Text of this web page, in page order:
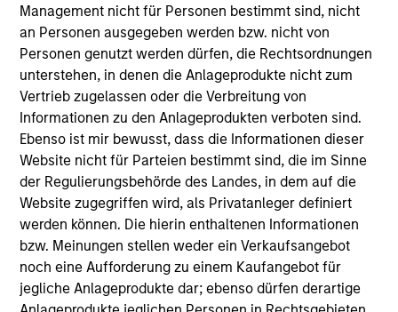
Management nicht für Personen bestimmt sind, nicht
an Personen ausgegeben werden bzw. nicht von
Personen genutzt werden dürfen, die Rechtsordnungen
unterstehen, in denen die Anlageprodukte nicht zum
Vertrieb zugelassen oder die Verbreitung von
Informationen zu den Anlageprodukten verboten sind.
Ebenso ist mir bewusst, dass die Informationen dieser
Website nicht für Parteien bestimmt sind, die im Sinne
der Regulierungsbehörde des Landes, in dem auf die
Website zugegriffen wird, als Privatanleger definiert
werden können. Die hierin enthaltenen Informationen
bzw. Meinungen stellen weder ein Verkaufsangebot
noch eine Aufforderung zu einem Kaufangebot für
jegliche Anlageprodukte dar; ebenso dürfen derartige
Rui de Figueiredo, Ph.D.
Managing Director
Ryan Meredith, FFA, CFA
Managing Director
Jim Caron
Managing Director